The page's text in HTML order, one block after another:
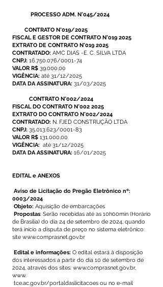
PROCESSO ADM. N°045/2024
CONTRATO N°019/2025
FISCAL E GESTOR DE CONTRATO N°019 2025
EXTRATO DE CONTRATO N°019 2025
CONTRATADO: AMC DIAS -E. C. SILVA LTDA
CNPJ: 16.750.076/0001-74
VALOR R$ 39.000,00
VIGÊNCIA: até 31/12/2025
DATA DA ASSINATURA: 31/03/2025
CONTRATO N°002/2024
FISCAL DO CONTRATO N°002 2025
EXTRATO DO CONTRATO N°002/2024
CONTRATADO: N. FJED CONSTRUÇÃO LTDA
CNPJ: 35.013.623/0001-83
VALOR R$ 131.000,00
VIGÊNCIA: até 31/12/2025
DATA DA ASSINATURA: 16/01/2025
EDITAL e ANEXOS
Aviso de Licitação do Pregão Eletrônico nº:
0003/2024
Objeto: Aquisição de embarcações
Propostas: Serão recebidas até as 10h00min (Horário
de Brasília) do dia 24 de setembro de 2024, quando
terá início a disputa de preço no sistema eletrônico:
site www.comprasnet.gov.br
Edital e informações: O edital estará à disposição
dos interessados a partir do dia 10 de setembro de
2024, através dos sites: www.comprasnet.gov.br,
www.
tce.ac.gov.br/portaldaslicitacoes ou no e-mail